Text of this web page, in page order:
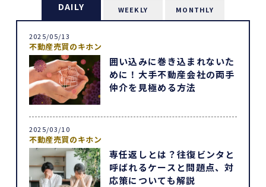
DAILY WEEKLY MONTHLY
2025/05/13
不動産売買のキホン
囲い込みに巻き込まれないた
めに！大手不動産会社の両手
仲介を見極める方法
2025/03/10
不動産売買のキホン
専任返しとは？往復ビンタと
呼ばれるケースと問題点、対
応策についても解説